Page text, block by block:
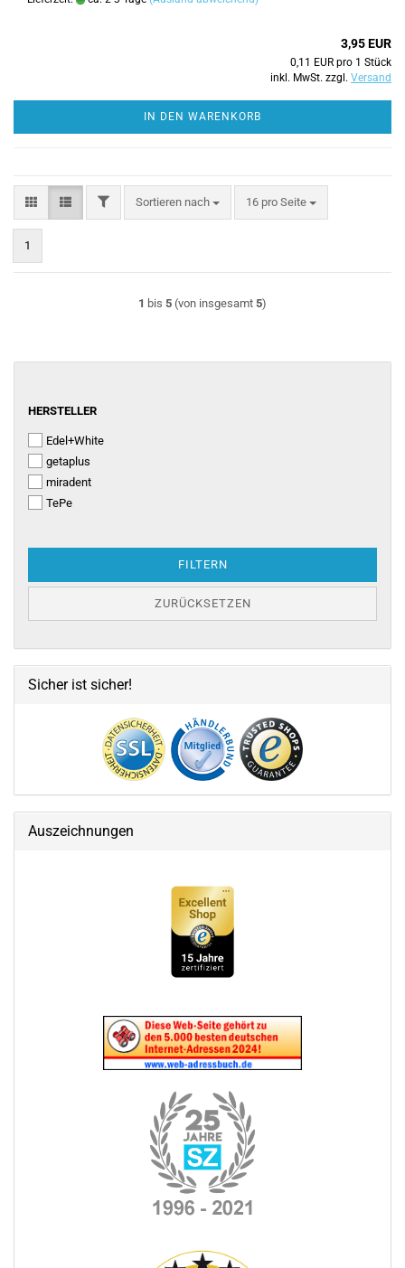
3,95 EUR
0,11 EUR pro 1 Stück
inkl. MwSt. zzgl. Versand
IN DEN WARENKORB
FILTERSortieren nach
Sortieren nach 16 pro Seite
pro Seite
1
1 bis 5 (von insgesamt 5)
HERSTELLER
HERSTELLER
Edel+White
getaplus
miradent
TePe
FILTERN
ZURÜCKSETZEN
Sicher ist sicher!
Auszeichnungen